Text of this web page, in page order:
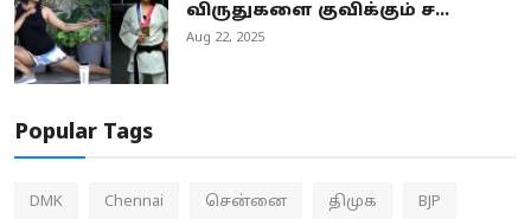
விருதுகளை குவிக்கும் ச...
Aug 22, 2025
Popular Tags
DMK Chennai சென்னை திமுக BJP